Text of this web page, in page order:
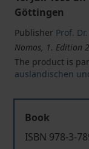
Göttingen
Publisher Prof.
Nomos, 1. Edition
The product is
ausländischen
Book
ISBN 978-3-